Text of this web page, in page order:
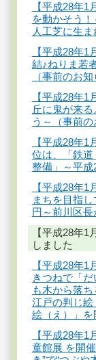
【平成28年1
を動かそう
人工芝に生
【平成28年
結♪ねりま若
（事前のお知
【平成28年
丘に鬼が来
う～（事前の
【平成28年
位は、「鉄
整備」～平成
【平成28年
まちを目指
円～前川区
【平成28年
しました
【平成28年
きつねで「
も木から落
江戸の判じ絵
絵（え）」を
【平成28年
童館展 を開